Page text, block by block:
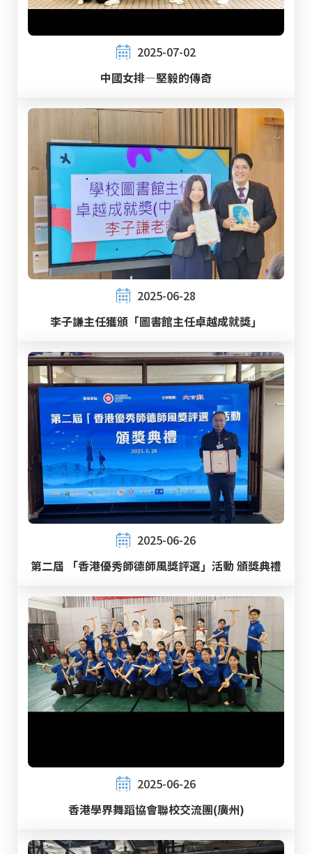
2025-07-02
中國女排—堅毅的傳奇
2025-06-28
李子謙主任獲頒「圖書館主任卓越成就獎」
2025-06-26
第二屆 「香港優秀師德師風獎評選」活動 頒獎典禮
2025-06-26
香港學界舞蹈協會聯校交流團(廣州)